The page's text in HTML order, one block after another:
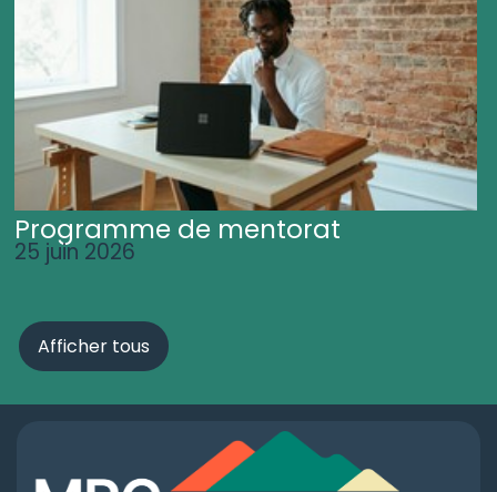
Programme de mentorat
25 juin 2026
Afficher tous